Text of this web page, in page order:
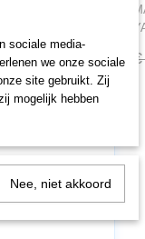
sociale media-
we onze sociale
site gebruikt. Zij
mogelijk hebben
Nee, niet akkoord